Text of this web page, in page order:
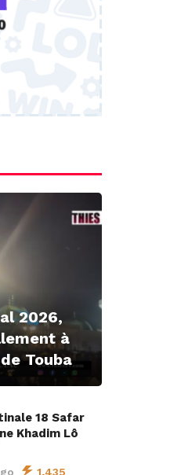
2026,
à
Touba
18 Safar
Khadim Lô
1,435